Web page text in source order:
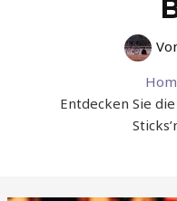
Entdecken Sie